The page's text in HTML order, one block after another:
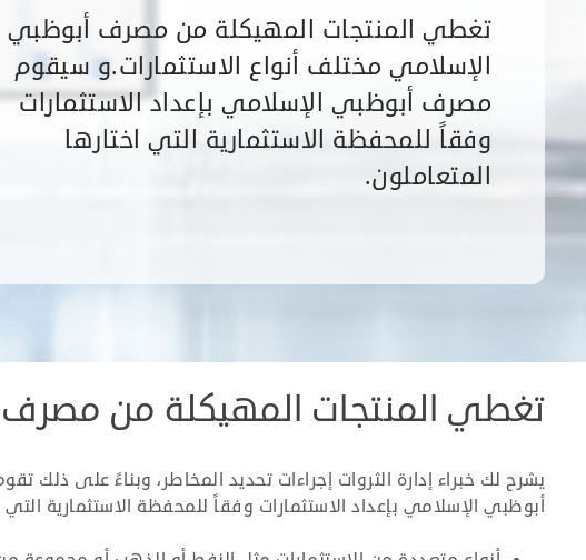
تغطي المنتجات المهيكلة من مصرف أبوظبي
الإسلامي مختلف أنواع الاستثمارات.و سيقوم
مصرف أبوظبي الإسلامي بإعداد الاستثمارات
وفقاً للمحفظة الاستثمارية التي اختارها
المتعاملون.
تغطي المنتجات المهيكلة من مصرف
يشرح لك خبراء إدارة الثروات إجراءات تحديد المخاطر، وبناءً على ذلك
أبوظبي الإسلامي بإعداد الاستثمارات وفقاً للمحفظة الاستثمارية التي